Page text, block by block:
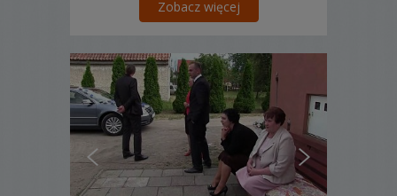
Zobacz więcej